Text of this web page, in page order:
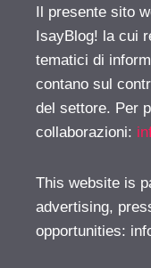
Il presente sito
IsayBlog! la cui
tematici di
contano sul
del settore. Per
collaborazioni:
This website is
advertising,
opportunities: